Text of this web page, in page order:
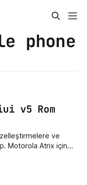
phone
v5 Rom
Motorola Atrix için
uygulama